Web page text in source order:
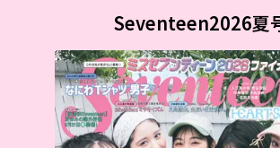
Seventeen2026夏